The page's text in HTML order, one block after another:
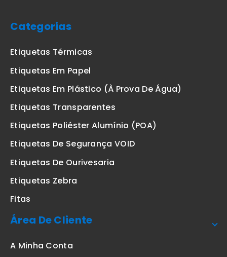
Categorias
Etiquetas Térmicas
Etiquetas Em Papel
Etiquetas Em Plástico (à Prova De Água)
Etiquetas Transparentes
Etiquetas Poliéster Alumínio (POA)
Etiquetas De Segurança VOID
Etiquetas De Ourivesaria
Etiquetas Zebra
Fitas
Área De Cliente
A Minha Conta